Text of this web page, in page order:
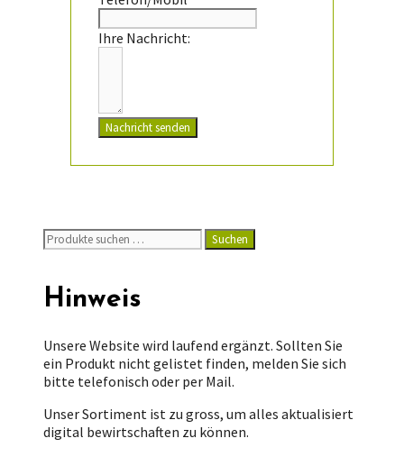
Ihre Nachricht:
Nachricht senden
Suchen
nach:
Suchen
Hinweis
Unsere Website wird laufend ergänzt. Sollten Sie
ein Produkt nicht gelistet finden, melden Sie sich
bitte telefonisch oder per Mail.
Unser Sortiment ist zu gross, um alles aktualisiert
digital bewirtschaften zu können.